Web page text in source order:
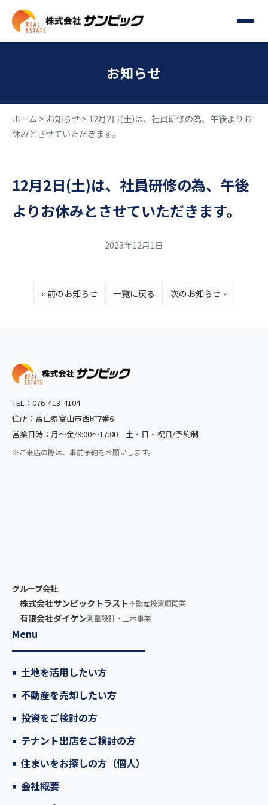
お知らせ
ホーム > お知らせ> 12月2日(土)は、社員研修の為、午後よりお
休みとさせていただきます。
12月2日(土)は、社員研修の為、午後
よりお休みとさせていただきます。
2023年12月1日
« 前のお知らせ 一覧に戻る 次のお知らせ »
TEL： 076-413-4104
住所：富山県富山市西町7番6
営業日時：月〜金/9:00〜17:00 土・日・祝日/予約制
※ご来店の際は、事前予約をお願いします。
グループ会社
株式会社サンビックトラスト不動産投資顧問業
有限会社ダイケン測量設計・土木事業
Menu
土地を活用したい方
不動産を売却したい方
投資をご検討の方
テナント出店をご検討の方
住まいをお探しの方（個人）
会社概要